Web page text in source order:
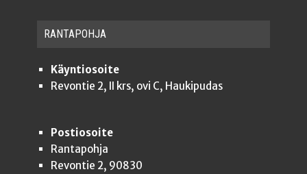
RAN­TA­POH­JA
Käyntiosoite
Revontie 2, II krs, ovi C, Haukipudas
Postiosoite
Rantapohja
Revontie 2, 90830